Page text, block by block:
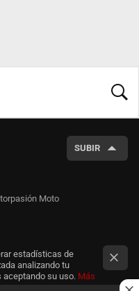
SUBIR
Moto
estadísticas de
analizando tu
aceptando su uso. Más